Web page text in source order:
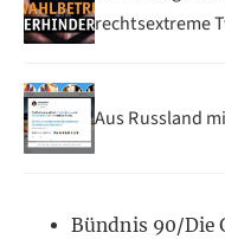
rechtsextreme
Aus Russland
Bündnis 90/Die